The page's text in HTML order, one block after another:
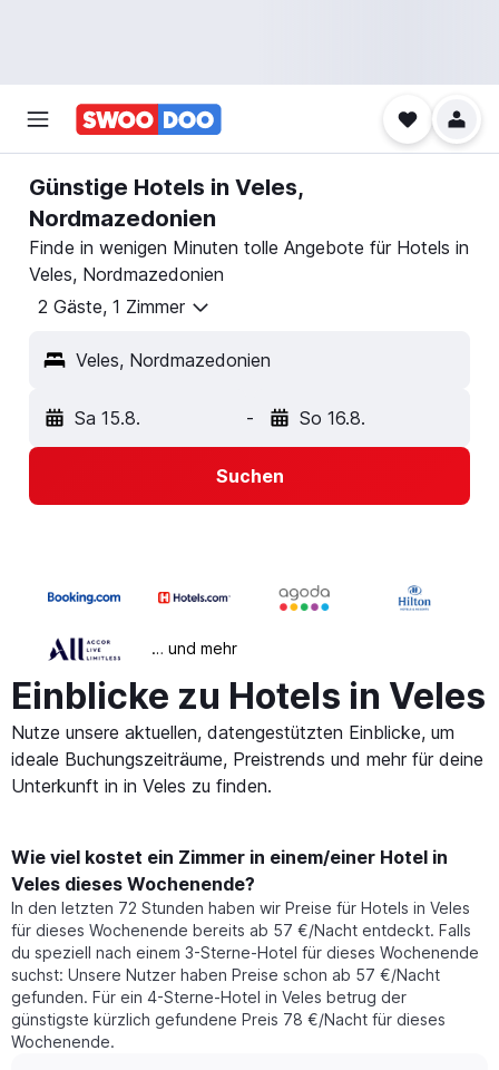
Günstige Hotels in Veles,
Nordmazedonien
Finde in wenigen Minuten tolle Angebote für Hotels in
Veles, Nordmazedonien
2 Gäste, 1 Zimmer
Veles, Nordmazedonien
Sa 15.8. - So 16.8.
Suchen
… und mehr
Einblicke zu Hotels in Veles
Nutze unsere aktuellen, datengestützten Einblicke, um
ideale Buchungszeiträume, Preistrends und mehr für deine
Unterkunft in in Veles zu finden.
Wie viel kostet ein Zimmer in einem/einer Hotel in
Veles dieses Wochenende?
In den letzten 72 Stunden haben wir Preise für Hotels in Veles
für dieses Wochenende bereits ab 57 €/Nacht entdeckt. Falls
du speziell nach einem 3-Sterne-Hotel für dieses Wochenende
suchst: Unsere Nutzer haben Preise schon ab 57 €/Nacht
gefunden. Für ein 4-Sterne-Hotel in Veles betrug der
günstigste kürzlich gefundene Preis 78 €/Nacht für dieses
Wochenende.